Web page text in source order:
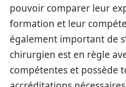
pouvoir comparer leur
formation et leur
également important de
chirurgien est en règle
compétentes et possède